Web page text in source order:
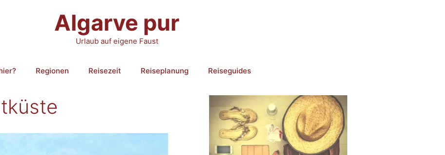
Algarve pur
Urlaub auf eigene Faust
Regionen Reisezeit Reiseplanung Reiseguides